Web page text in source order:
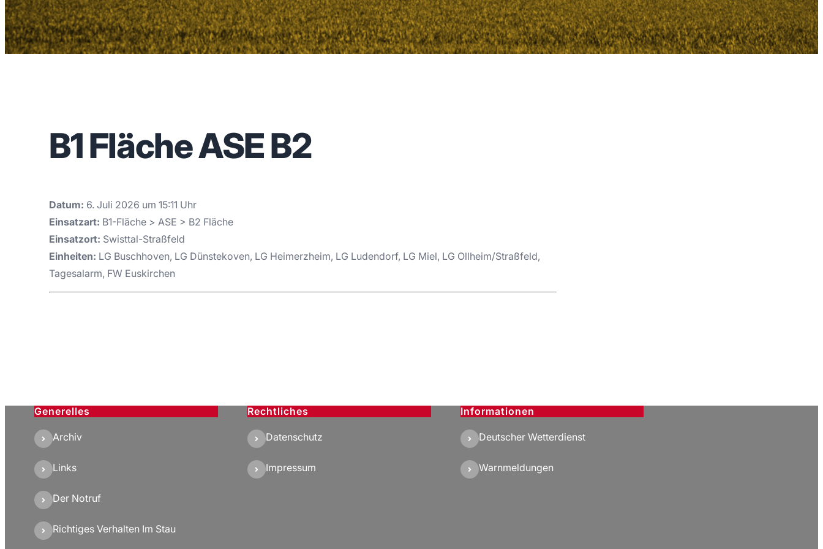
B1 Fläche ASE B2
Datum: 6. Juli 2026 um 15:11 Uhr
Einsatzart: B1-Fläche > ASE > B2 Fläche
Einsatzort: Swisttal-Straßfeld
Einheiten: LG Buschhoven, LG Dünstekoven, LG Heimerzheim, LG Ludendorf, LG Miel, LG Ollheim/Straßfeld,
Tagesalarm, FW Euskirchen
Generelles
Archiv
Links
Der Notruf
Richtiges Verhalten Im Stau
Rechtliches
Datenschutz
Impressum
Informationen
Deutscher Wetterdienst
Warnmeldungen